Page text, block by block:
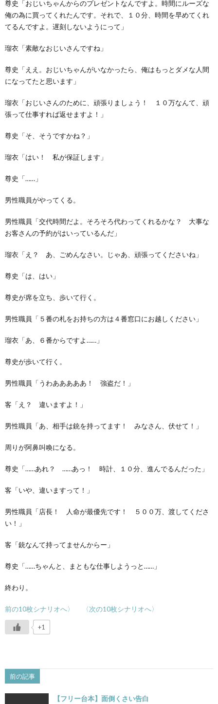
尊史「おじいちゃんからのプレゼントなんですよ。時間にルーズな
俺の為に買ってくれたんです。それで、１０分、時間を早めてくれ
てるんですよ。遅刻しないようにって」
瑠衣「素敵なおじいさんですね」
尊史「ええ。おじいちゃんがいなかったら、俺はもっとダメな人間
になってたと思います」
瑠衣「おじいさんのために、頑張りましょう！ １０万なんて、頑
張って仕事すれば返せますよ！」
尊史「そ、そうですかね？」
瑠衣「はい！ 私が保証します」
尊史「……」
男性職員がやってくる。
男性職員「交代時間だよ。そろそろ代わってくれるかな？ 大事な
お客さんの予約がはいっているんだ」
瑠衣「え？ あ、ごめんなさい。じゃあ、頑張ってくださいね」
尊史「は、はい」
尊史が席を立ち、歩いて行く。
男性職員「５番の札をお持ちの方は４番窓口にお越しください」
瑠衣「あ、６番からですよ……」
尊史が歩いて行く。
男性職員「うわあああああ！ 強盗だ！」
客「え？ 違いますよ！」
男性職員「あ、相手は銃を持ってます！ みなさん、伏せて！」
周りが阿鼻叫喚になる。
尊史「……あれ？ ……あっ！ 時計、１０分、進んでるんだった」
客「いや、違いますって！」
男性職員「店長！ 人命が最優先です！ ５００万、渡してくださ
い！」
客「銃なんて持ってませんからー」
尊史「……ちゃんと、まともな仕事しようっと……」
終わり。
前の10枚シナリオへ〉 〈次の10枚シナリオへ〉
+1
前の記事
【フリー台本】面倒くさい告白